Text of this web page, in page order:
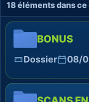
18 éléments dans
BONUS
Dossier 08/